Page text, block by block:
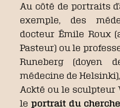
Au côté de portraits
exemple, des
docteur Émile Roux
Pasteur) ou le
Runeberg (doyen
médecine de
Ackté ou le sculpteur
le portrait du